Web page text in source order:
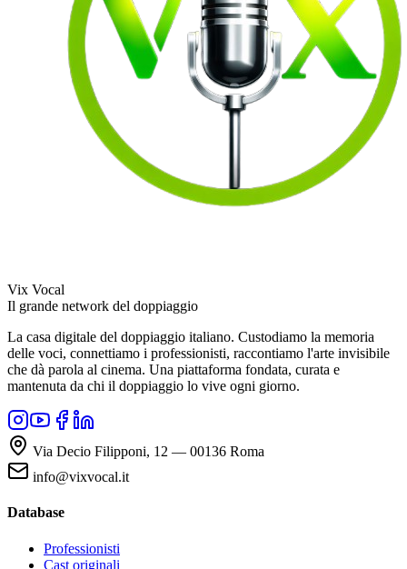
Vix Vocal
Il grande network del doppiaggio
La casa digitale del doppiaggio italiano. Custodiamo la memoria
delle voci, connettiamo i professionisti, raccontiamo l'arte invisibile
che dà parola al cinema. Una piattaforma fondata, curata e
mantenuta da chi il doppiaggio lo vive ogni giorno.
Via Decio Filipponi, 12 — 00136 Roma
info@vixvocal.it
Database
Professionisti
Cast originali